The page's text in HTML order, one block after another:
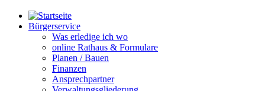
Bürgerservice
Was erledige ich wo
online Rathaus & Formulare
Planen / Bauen
Finanzen
Ansprechpartner